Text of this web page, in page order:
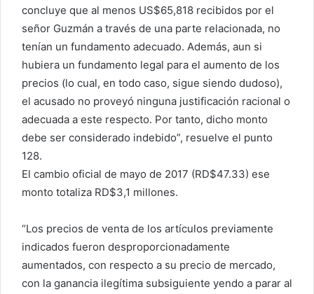
concluye que al menos US$65,818 recibidos por el
señor Guzmán a través de una parte relacionada, no
tenían un fundamento adecuado. Además, aun si
hubiera un fundamento legal para el aumento de los
precios (lo cual, en todo caso, sigue siendo dudoso),
el acusado no proveyó ninguna justificación racional o
adecuada a este respecto. Por tanto, dicho monto
debe ser considerado indebido”, resuelve el punto
128.
El cambio oficial de mayo de 2017 (RD$47.33) ese
monto totaliza RD$3,1 millones.
“Los precios de venta de los artículos previamente
indicados fueron desproporcionadamente
aumentados, con respecto a su precio de mercado,
con la ganancia ilegítima subsiguiente yendo a parar al